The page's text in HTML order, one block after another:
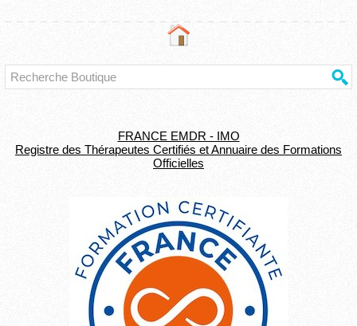
FRANCE EMDR - IMO
Registre des Thérapeutes Certifiés et Annuaire des Formations
Officielles